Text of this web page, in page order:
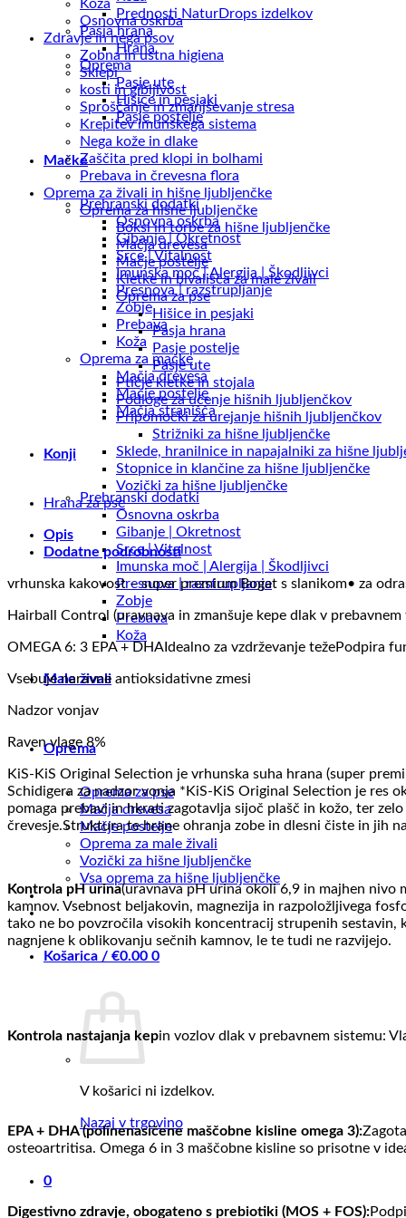
Prednosti NaturDrops izdelkov
Pasja hrana
Hrana
Oprema
Pasje ute
Hišice in pesjaki
Pasje postelje
Mačke
Prehranski dodatki
Osnovna oskrba
Gibanje | Okretnost
Srce | Vitalnost
Imunska moč | Alergija | Škodljivci
Presnova | razstrupljanje
Zobje
Prebava
Koža
Oprema za mačke
Mačja drevesa
Mačje postelje
Mačja stranišča
Konji
Prehranski dodatki
Osnovna oskrba
Gibanje | Okretnost
Srce | Vitalnost
Imunska moč | Alergija | Škodljivci
Presnova | razstrupljanje
Zobje
Prebava
Koža
Male živali
Oprema
Oprema za pse
Mačja drevesa
Mačje postelje
Oprema za male živali
Vozički za hišne ljubljenčke
Vsa oprema za hišne ljubljenčke
Košarica / €0.00 0
V košarici ni izdelkov.
Nazaj v trgovino
0
Koža
Osnovna oskrba
Zdravje in nega psov
Zobna in ustna higiena
Sklepi
kosti in gibljivost
Sproščanje in zmanjševanje stresa
Krepitev imunskega sistema
Nega kože in dlake
Zaščita pred klopi in bolhami
Prebava in črevesna flora
Oprema za živali in hišne ljubljenčke
Oprema za hišne ljubljenčke
Boksi in torbe za hišne ljubljenčke
Mačja drevesa
Mačje postelje
Kletke in bivališča za male živali
Oprema za pse
Hišice in pesjaki
Pasja hrana
Pasje postelje
Pasje ute
Ptičje kletke in stojala
Podloge za učenje hišnih ljubljenčkov
Pripomočki za urejanje hišnih ljubljenčkov
Strižniki za hišne ljubljenčke
Sklede, hranilnice in napajalniki za hišne
Stopnice in klančine za hišne ljubljenčke
Vozički za hišne ljubljenčke
Hrana za pse
Opis
Dodatne podrobnosti
vrhunska kakovost – super premium Bogat s slanikom• za
Hairball Control (uravnava in zmanšuje kepe dlak v
OMEGA 6: 3 EPA + DHAIdealno za vzdrževanje težePodpira
Vsebuje naravne antioksidativne zmesi
Nadzor vonjav
Raven vlage 8%
KiS-KiS Original Selection je vrhunska suha hrana (super
Schidigera za nadzor vonja *KiS-KiS Original Selection je res
pomaga prebavi in hkrati zagotavlja sijoč plašč in kožo, ter
črevesje.Struktura te hrane ohranja zobe in dlesni čiste in jih
Kontrola pH urina(uravnava pH urina okoli 6,9 in majhen nivo
kamnov. Vsebnost beljakovin, magnezija in razpoložljivega
tako ne bo povzročila visokih koncentracij strupenih sestavin,
nagnjene k oblikovanju sečnih kamnov, le te tudi ne razvijejo.
Kontrola nastajanja kepin vozlov dlak v prebavnem sistemu:
EPA + DHA (polinenasičene maščobne kisline omega 3):
osteoartritisa. Omega 6 in 3 maščobne kisline so prisotne v
Digestivno zdravje, obogateno s prebiotiki (MOS + FOS):